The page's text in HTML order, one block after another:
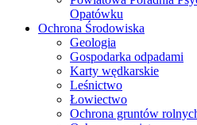
Opatówku
Ochrona Środowiska
Geologia
Gospodarka odpadami
Karty wędkarskie
Leśnictwo
Łowiectwo
Ochrona gruntów